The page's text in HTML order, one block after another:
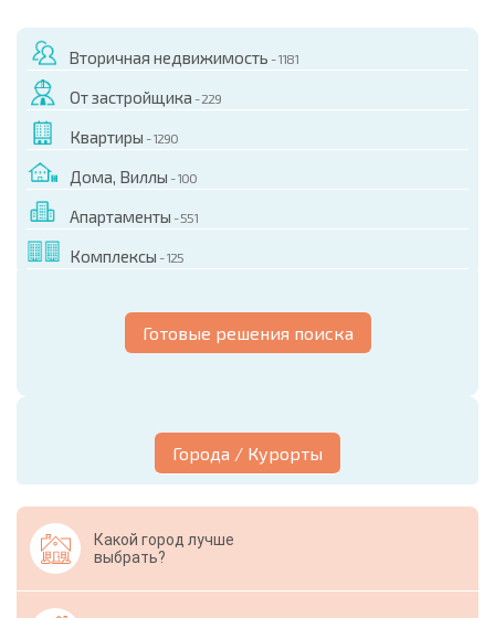
Вторичная недвижимость - 1181
От застройщика - 229
Квартиры - 1290
Дома, Виллы - 100
Апартаменты - 551
Комплексы - 125
Готовые решения поиска
Города / Курорты
Какой город лучше
выбрать?